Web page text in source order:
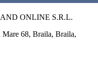
ONLINE S.R.L.
Mare 68, Braila, Braila,